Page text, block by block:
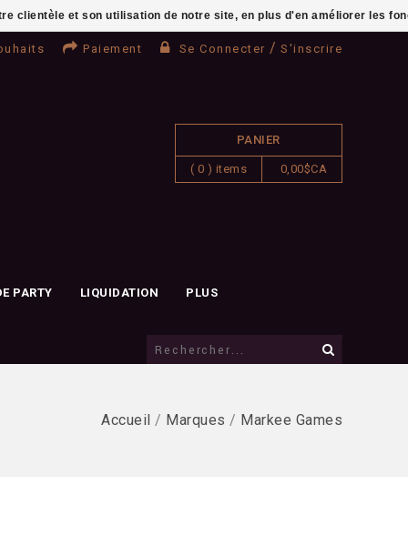
Paiement Se Connecter / S'inscrire
PANIER
( 0 ) items 0,00$CA
PARTY LIQUIDATION PLUS
Accueil / Marques / Markee Games
clientèle et son utilisation de notre site, en plus d'en améliorer les